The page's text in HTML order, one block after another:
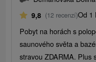
9,8 (12 recenzí)Od 1
Pobyt na horách s
saunového světa a
stravou ZDARMA. Plus